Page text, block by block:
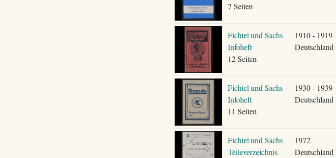
7 Seiten
Fichtel und Sachs
Infoheft
12 Seiten
1910 - 1919
Deutschland
Fichtel und Sachs
Infoheft
11 Seiten
1930 - 1939
Deutschland
Fichtel und Sachs
Teileverzeichnis
1972
Deutschland